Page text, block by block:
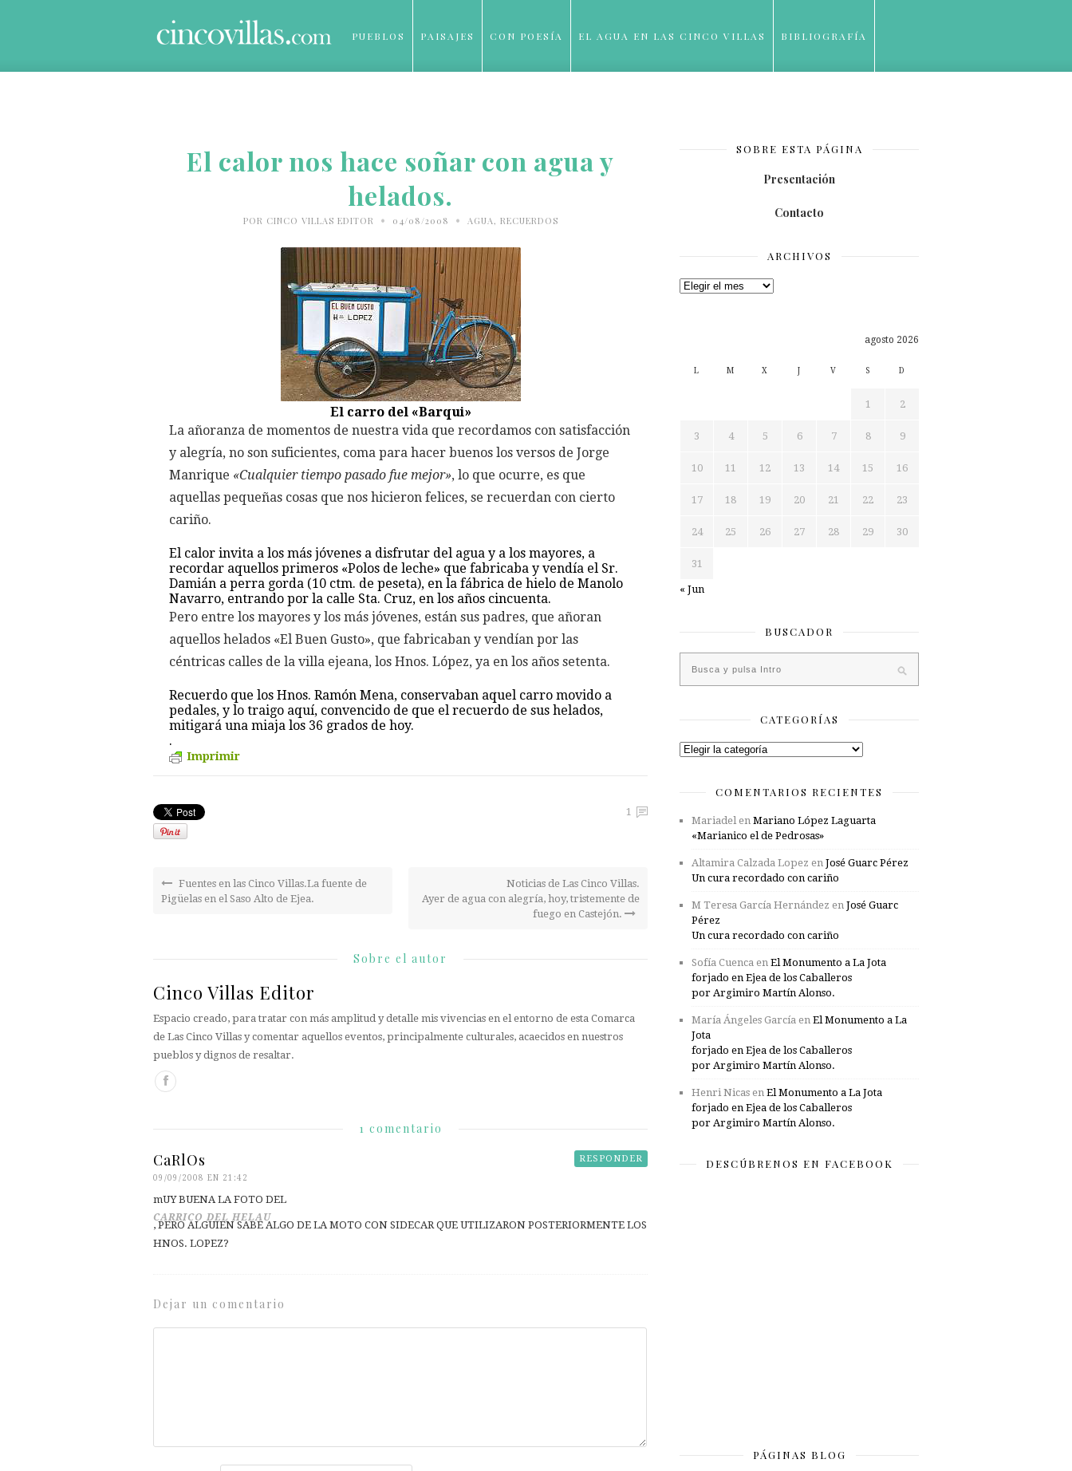
PUEBLOS PAISAJES CON POESÍA EL AGUA EN LAS CINCO VILLAS BIBLIOGRAFÍA
El calor nos hace soñar con agua y
helados.
POR CINCO VILLAS EDITOR • 04/08/2008 • AGUA, RECUERDOS
El carro del «Barqui»
La añoranza de momentos de nuestra vida que recordamos con satisfacción
y alegría, no son suficientes, coma para hacer buenos los versos de Jorge
Manrique «Cualquier tiempo pasado fue mejor», lo que ocurre, es que
aquellas pequeñas cosas que nos hicieron felices, se recuerdan con cierto
cariño.
El calor invita a los más jóvenes a disfrutar del agua y a los mayores, a
recordar aquellos primeros «Polos de leche» que fabricaba y vendía el Sr.
Damián a perra gorda (10 ctm. de peseta), en la fábrica de hielo de Manolo
Navarro, entrando por la calle Sta. Cruz, en los años cincuenta.
Pero entre los mayores y los más jóvenes, están sus padres, que añoran
aquellos helados «El Buen Gusto», que fabricaban y vendían por las
céntricas calles de la villa ejeana, los Hnos. López, ya en los años setenta.
Recuerdo que los Hnos. Ramón Mena, conservaban aquel carro movido a
pedales, y lo traigo aquí, convencido de que el recuerdo de sus helados,
mitigará una miaja los 36 grados de hoy.
.
Imprimir
1
Fuentes en las Cinco Villas.La fuente de
Pigüelas en el Saso Alto de Ejea.
Noticias de Las Cinco Villas.
Ayer de agua con alegría, hoy, tristemente de
fuego en Castejón.
Sobre el autor
Cinco Villas Editor
Espacio creado, para tratar con más amplitud y detalle mis vivencias en el entorno de esta Comarca
de Las Cinco Villas y comentar aquellos eventos, principalmente culturales, acaecidos en nuestros
pueblos y dignos de resaltar.
1 comentario
RESPONDER
CaRlOs
09/09/2008 EN 21:42
mUY BUENA LA FOTO DEL
CARRICO DEL HELAU
, PERO ALGUIEN SABE ALGO DE LA MOTO CON SIDECAR QUE UTILIZARON POSTERIORMENTE LOS
HNOS. LOPEZ?
Dejar un comentario
SOBRE ESTA PÁGINA
Presentación
Contacto
ARCHIVOS
Archivos
agosto 2026
L M X J V S D
1 2
3 4 5 6 7 8 9
10 11 12 13 14 15 16
17 18 19 20 21 22 23
24 25 26 27 28 29 30
31
« Jun
BUSCADOR
CATEGORÍAS
Categorías
COMENTARIOS RECIENTES
Mariadelen Mariano López Laguarta
«Marianico el de Pedrosas»
Altamira Calzada Lopez en José Guarc Pérez
Un cura recordado con cariño
M Teresa García Hernández en José Guarc
Pérez
Un cura recordado con cariño
Sofía Cuenca en El Monumento a La Jota
forjado en Ejea de los Caballeros
por Argimiro Martín Alonso.
María Ángeles García en El Monumento a La
Jota
forjado en Ejea de los Caballeros
por Argimiro Martín Alonso.
Henri Nicas en El Monumento a La Jota
forjado en Ejea de los Caballeros
por Argimiro Martín Alonso.
DESCÚBRENOS EN FACEBOOK
PÁGINAS BLOG